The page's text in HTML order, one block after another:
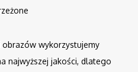
wykorzystujemy
najwyższej jakości, dlatego